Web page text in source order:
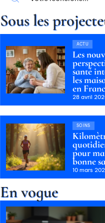
Sous les
ACTU
Les
santé
les
en
28 avril
SOINS
pour
bonne
10 mars
En vogue